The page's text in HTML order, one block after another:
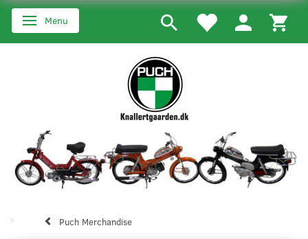
Skifte navigation
Menu
Puch Merchandise